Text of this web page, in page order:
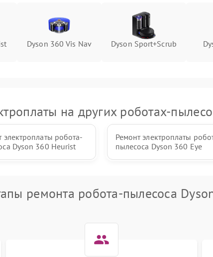
Dyson 360 Vis Nav Dyson Sport+Scrub
на других роботах-
электроплаты робота-
Dyson 360 Heurist
Ремонт электроплаты
пылесоса Dyson 360 Eye
ремонта робота-пылесоса